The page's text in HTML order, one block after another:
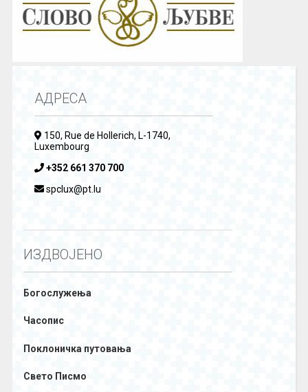
АДРЕСА
150, Rue de Hollerich, L-1740,
Luxembourg
+352 661 370 700
spclux@pt.lu
ИЗДВОЈЕНО
Богослужења
Часопис
Поклоничка путовања
Свето Писмо